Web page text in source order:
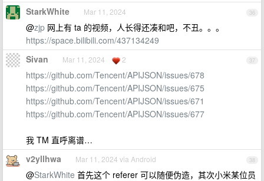
36
StarkWhite Mar 11, 2024
@zjp 网上有 ta 的视频，人长得还凑和吧，不丑。。。
https://space.bilibili.com/437134249
37
Sivan Mar 11, 2024 2
https://github.com/Tencent/APIJSON/issues/678
https://github.com/Tencent/APIJSON/issues/675
https://github.com/Tencent/APIJSON/issues/671
https://github.com/Tencent/APIJSON/issues/677
我 TM 直呼离谱…
38
v2yllhwa Mar 11, 2024 via Android
@StarkWhite 首先这个 referer 可以随便伪造，其次小米某位员